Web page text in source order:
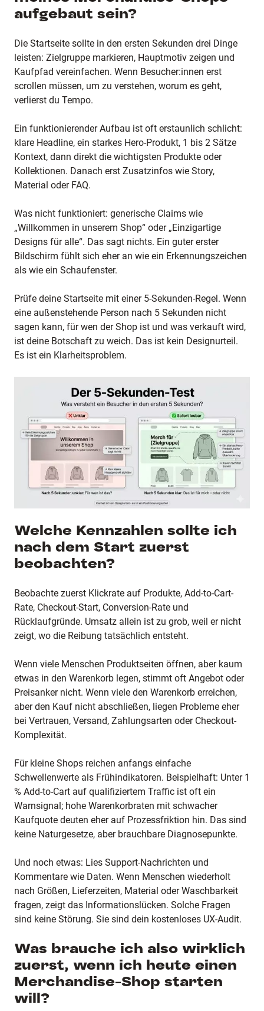
aufgebaut sein?
Die Startseite sollte in den ersten Sekunden drei Dinge
leisten: Zielgruppe markieren, Hauptmotiv zeigen und
Kaufpfad vereinfachen. Wenn Besucher:innen erst
scrollen müssen, um zu verstehen, worum es geht,
verlierst du Tempo.
Ein funktionierender Aufbau ist oft erstaunlich schlicht:
klare Headline, ein starkes Hero-Produkt, 1 bis 2 Sätze
Kontext, dann direkt die wichtigsten Produkte oder
Kollektionen. Danach erst Zusatzinfos wie Story,
Material oder FAQ.
Was nicht funktioniert: generische Claims wie
„Willkommen in unserem Shop“ oder „Einzigartige
Designs für alle“. Das sagt nichts. Ein guter erster
Bildschirm fühlt sich eher an wie ein Erkennungszeichen
als wie ein Schaufenster.
Prüfe deine Startseite mit einer 5-Sekunden-Regel. Wenn
eine außenstehende Person nach 5 Sekunden nicht
sagen kann, für wen der Shop ist und was verkauft wird,
ist deine Botschaft zu weich. Das ist kein Designurteil.
Es ist ein Klarheitsproblem.
Welche Kennzahlen sollte ich
nach dem Start zuerst
beobachten?
Beobachte zuerst Klickrate auf Produkte, Add-to-Cart-
Rate, Checkout-Start, Conversion-Rate und
Rücklaufgründe. Umsatz allein ist zu grob, weil er nicht
zeigt, wo die Reibung tatsächlich entsteht.
Wenn viele Menschen Produktseiten öffnen, aber kaum
etwas in den Warenkorb legen, stimmt oft Angebot oder
Preisanker nicht. Wenn viele den Warenkorb erreichen,
aber den Kauf nicht abschließen, liegen Probleme eher
bei Vertrauen, Versand, Zahlungsarten oder Checkout-
Komplexität.
Für kleine Shops reichen anfangs einfache
Schwellenwerte als Frühindikatoren. Beispielhaft: Unter 1
% Add-to-Cart auf qualifiziertem Traffic ist oft ein
Warnsignal; hohe Warenkorbraten mit schwacher
Kaufquote deuten eher auf Prozessfriktion hin. Das sind
keine Naturgesetze, aber brauchbare Diagnosepunkte.
Und noch etwas: Lies Support-Nachrichten und
Kommentare wie Daten. Wenn Menschen wiederholt
nach Größen, Lieferzeiten, Material oder Waschbarkeit
fragen, zeigt das Informationslücken. Solche Fragen
sind keine Störung. Sie sind dein kostenloses UX-Audit.
Was brauche ich also wirklich
zuerst, wenn ich heute einen
Merchandise-Shop starten
will?